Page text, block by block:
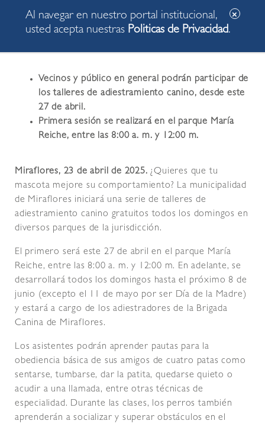
domingos
Vecinos y público en general podrán participar de
los talleres de adiestramiento canino, desde este
27 de abril.
Primera sesión se realizará en el parque María
Reiche, entre las 8:00 a. m. y 12:00 m.
Miraflores, 23 de abril de 2025.¿Quieres que tu
mascota mejore su comportamiento? La municipalidad
de Miraflores iniciará una serie de talleres de
adiestramiento canino gratuitos todos los domingos en
diversos parques de la jurisdicción.
El primero será este 27 de abril en el parque María
Reiche, entre las 8:00 a. m. y 12:00 m. En adelante, se
desarrollará todos los domingos hasta el próximo 8 de
junio (excepto el 11 de mayo por ser Día de la Madre)
y estará a cargo de los adiestradores de la Brigada
Canina de Miraflores.
Los asistentes podrán aprender pautas para la
obediencia básica de sus amigos de cuatro patas como
sentarse, tumbarse, dar la patita, quedarse quieto o
acudir a una llamada, entre otras técnicas de
especialidad. Durante las clases, los perros también
aprenderán a socializar y superar obstáculos en el
Al navegar en nuestro portal institucional,
usted acepta nuestras Politicas de Privacidad.